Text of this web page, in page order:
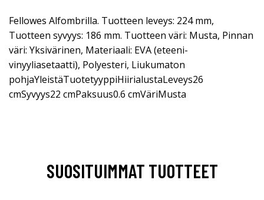
Fellowes Alfombrilla. Tuotteen leveys: 224 mm,
Tuotteen syvyys: 186 mm. Tuotteen väri: Musta, Pinnan
väri: Yksivärinen, Materiaali: EVA (eteeni-
vinyyliasetaatti), Polyesteri, Liukumaton
pohjaYleistäTuotetyyppiHiirialustaLeveys26
cmSyvyys22 cmPaksuus0.6 cmVäriMusta
SUOSITUIMMAT TUOTTEET